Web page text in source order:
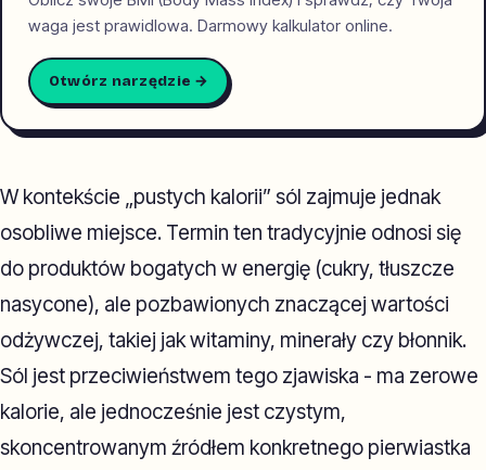
waga jest prawidlowa. Darmowy kalkulator online.
Otwórz narzędzie →
W kontekście „pustych kalorii” sól zajmuje jednak
osobliwe miejsce. Termin ten tradycyjnie odnosi się
do produktów bogatych w energię (cukry, tłuszcze
nasycone), ale pozbawionych znaczącej wartości
odżywczej, takiej jak witaminy, minerały czy błonnik.
Sól jest przeciwieństwem tego zjawiska - ma zerowe
kalorie, ale jednocześnie jest czystym,
skoncentrowanym źródłem konkretnego pierwiastka